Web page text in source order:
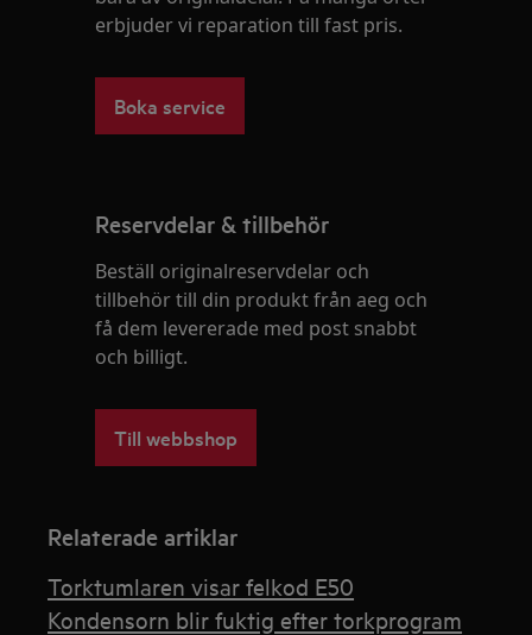
erbjuder vi reparation till fast pris.
Boka service
Reservdelar & tillbehör
Beställ originalreservdelar och
tillbehör till din produkt från aeg och
få dem levererade med post snabbt
och billigt.
Till webbshop
Relaterade artiklar
Torktumlaren visar felkod E50
Kondensorn blir fuktig efter torkprogram